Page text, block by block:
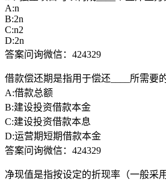
A:n
B:2n
C:n2
D:2n
答案问询微信：424329
借款偿还期是指用于偿还____所需要
A:借款总额
B:建设投资借款本金
C:建设投资借款本息
D:运营期短期借款本金
答案问询微信：424329
净现值是指按设定的折现率（一般采